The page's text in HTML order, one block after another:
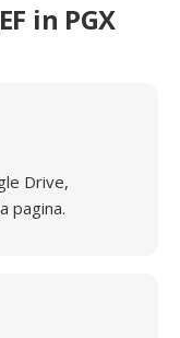
in PGX
Drive,
pagina.